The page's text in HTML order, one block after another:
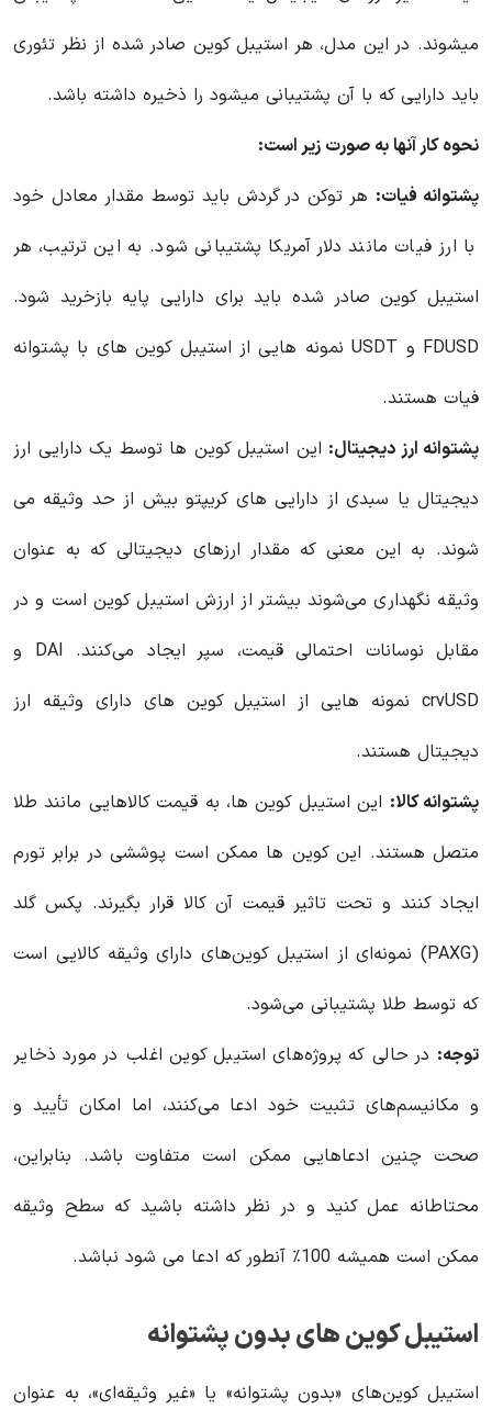
میشوند. در این مدل، هر استیبل کوین صادر شده از نظر تئوری
باید دارایی که با آن پشتیبانی میشود را ذخیره داشته باشد.
نحوه کار آنها به صورت زیر است:
پشتوانه فیات: هر توکن در گردش باید توسط مقدار معادل خود
با ارز فیات مانند دلار آمریکا پشتیبانی شود. به این ترتیب، هر
استیبل کوین صادر شده باید برای دارایی پایه بازخرید شود.
FDUSD و USDT نمونه هایی از استیبل کوین های با پشتوانه
فیات هستند.
پشتوانه ارز دیجیتال: این استیبل کوین ها توسط یک دارایی ارز
دیجیتال یا سبدی از دارایی های کریپتو بیش از حد وثیقه می
شوند. به این معنی که مقدار ارزهای دیجیتالی که به عنوان
وثیقه نگهداری می‌شوند بیشتر از ارزش استیبل کوین است و در
مقابل نوسانات احتمالی قیمت، سپر ایجاد می‌کنند. DAI و
crvUSD نمونه هایی از استیبل کوین های دارای وثیقه ارز
دیجیتال هستند.
پشتوانه کالا: این استیبل کوین ها، به قیمت کالاهایی مانند طلا
متصل هستند. این کوین ها ممکن است پوششی در برابر تورم
ایجاد کنند و تحت تاثیر قیمت آن کالا قرار بگیرند. پکس گلد
(PAXG) نمونه‌ای از استیبل کوین‌های دارای وثیقه کالایی است
که توسط طلا پشتیبانی می‌شود.
توجه: در حالی که پروژه‌های استیبل کوین اغلب در مورد ذخایر
و مکانیسم‌های تثبیت خود ادعا می‌کنند، اما امکان تأیید و
صحت چنین ادعاهایی ممکن است متفاوت باشد. بنابراین،
محتاطانه عمل کنید و در نظر داشته باشید که سطح وثیقه
ممکن است همیشه 100٪ آنطور که ادعا می شود نباشد.
استیبل کوین های بدون پشتوانه
استیبل کوین‌های «بدون پشتوانه» یا «غیر وثیقه‌ای»، به عنوان